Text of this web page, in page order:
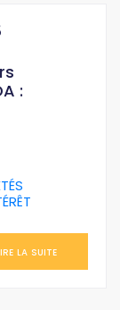
:
la suite